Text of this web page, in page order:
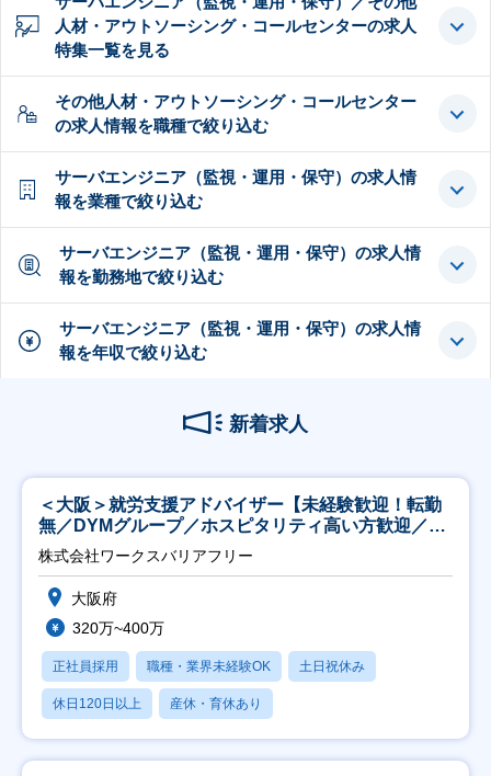
人材・アウトソーシング・コールセンターの求人
特集一覧を見る
その他人材・アウトソーシング・コールセンター
の求人情報を職種で絞り込む
サーバエンジニア（監視・運用・保守）の求人情
報を業種で絞り込む
サーバエンジニア（監視・運用・保守）の求人情
報を勤務地で絞り込む
サーバエンジニア（監視・運用・保守）の求人情
報を年収で絞り込む
新着求人
＜大阪＞就労支援アドバイザー【未経験歓迎！転勤
無／DYMグループ／ホスピタリティ高い方歓迎／土
日祝】
株式会社ワークスバリアフリー
大阪府
320万~400万
正社員採用 職種・業界未経験OK 土日祝休み
休日120日以上 産休・育休あり